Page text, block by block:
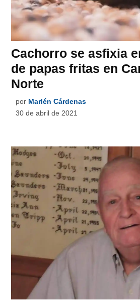
Cachorro se asfixia
de papas fritas en
Norte
por Marlén Cárdenas
30 de abril de 2021